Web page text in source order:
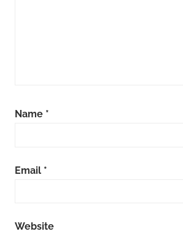
Name *
Email *
Website